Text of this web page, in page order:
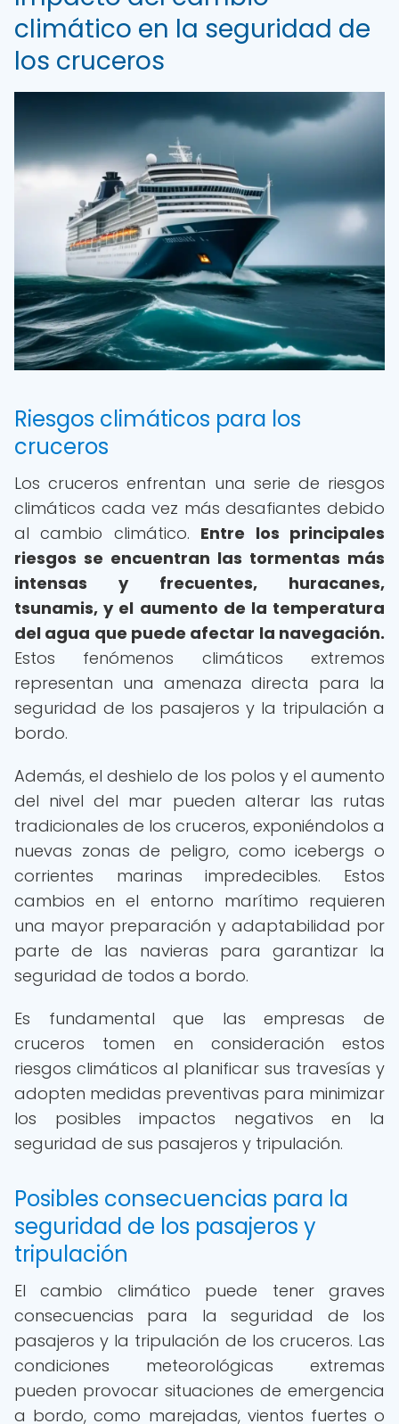
climático en la seguridad de
los cruceros
Riesgos climáticos para los
cruceros
Los cruceros enfrentan una serie de riesgos
climáticos cada vez más desafiantes debido
al cambio climático. Entre los principales
riesgos se encuentran las tormentas más
intensas y frecuentes, huracanes,
tsunamis, y el aumento de la temperatura
del agua que puede afectar la navegación.
Estos fenómenos climáticos extremos
representan una amenaza directa para la
seguridad de los pasajeros y la tripulación a
bordo.
Además, el deshielo de los polos y el aumento
del nivel del mar pueden alterar las rutas
tradicionales de los cruceros, exponiéndolos a
nuevas zonas de peligro, como icebergs o
corrientes marinas impredecibles. Estos
cambios en el entorno marítimo requieren
una mayor preparación y adaptabilidad por
parte de las navieras para garantizar la
seguridad de todos a bordo.
Es fundamental que las empresas de
cruceros tomen en consideración estos
riesgos climáticos al planificar sus travesías y
adopten medidas preventivas para minimizar
los posibles impactos negativos en la
seguridad de sus pasajeros y tripulación.
Posibles consecuencias para la
seguridad de los pasajeros y
tripulación
El cambio climático puede tener graves
consecuencias para la seguridad de los
pasajeros y la tripulación de los cruceros. Las
condiciones meteorológicas extremas
pueden provocar situaciones de emergencia
a bordo, como marejadas, vientos fuertes o